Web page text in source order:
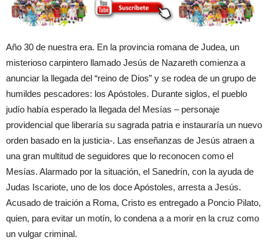
Año 30 de nuestra era. En la provincia romana de Judea, un
misterioso carpintero llamado Jesús de Nazareth comienza a
anunciar la llegada del “reino de Dios” y se rodea de un grupo de
humildes pescadores: los Apóstoles. Durante siglos, el pueblo
judío había esperado la llegada del Mesías – personaje
providencial que liberaría su sagrada patria e instauraría un nuevo
orden basado en la justicia-. Las enseñanzas de Jesús atraen a
una gran multitud de seguidores que lo reconocen como el
Mesías. Alarmado por la situación, el Sanedrín, con la ayuda de
Judas Iscariote, uno de los doce Apóstoles, arresta a Jesús.
Acusado de traición a Roma, Cristo es entregado a Poncio Pilato,
quien, para evitar un motín, lo condena a a morir en la cruz como
un vulgar criminal.